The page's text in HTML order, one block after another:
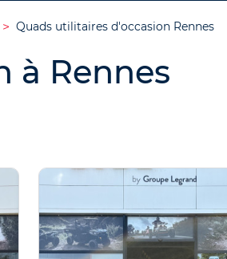
Quads utilitaires d'occasion Rennes
à Rennes